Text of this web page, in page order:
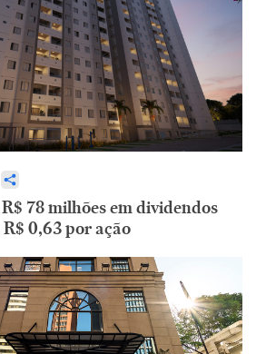
78 milhões em dividendos
0,63 por ação